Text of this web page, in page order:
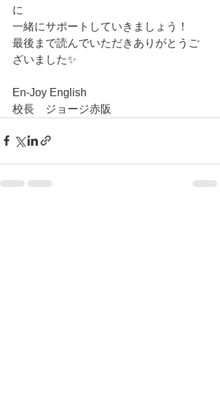
に
一緒にサポートしていきましょう！
最後まで読んでいただきありがとうご
ざいました✨
En-Joy English
校長　ジョージ赤阪